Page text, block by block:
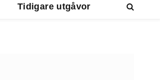
Tidigare utgåvor